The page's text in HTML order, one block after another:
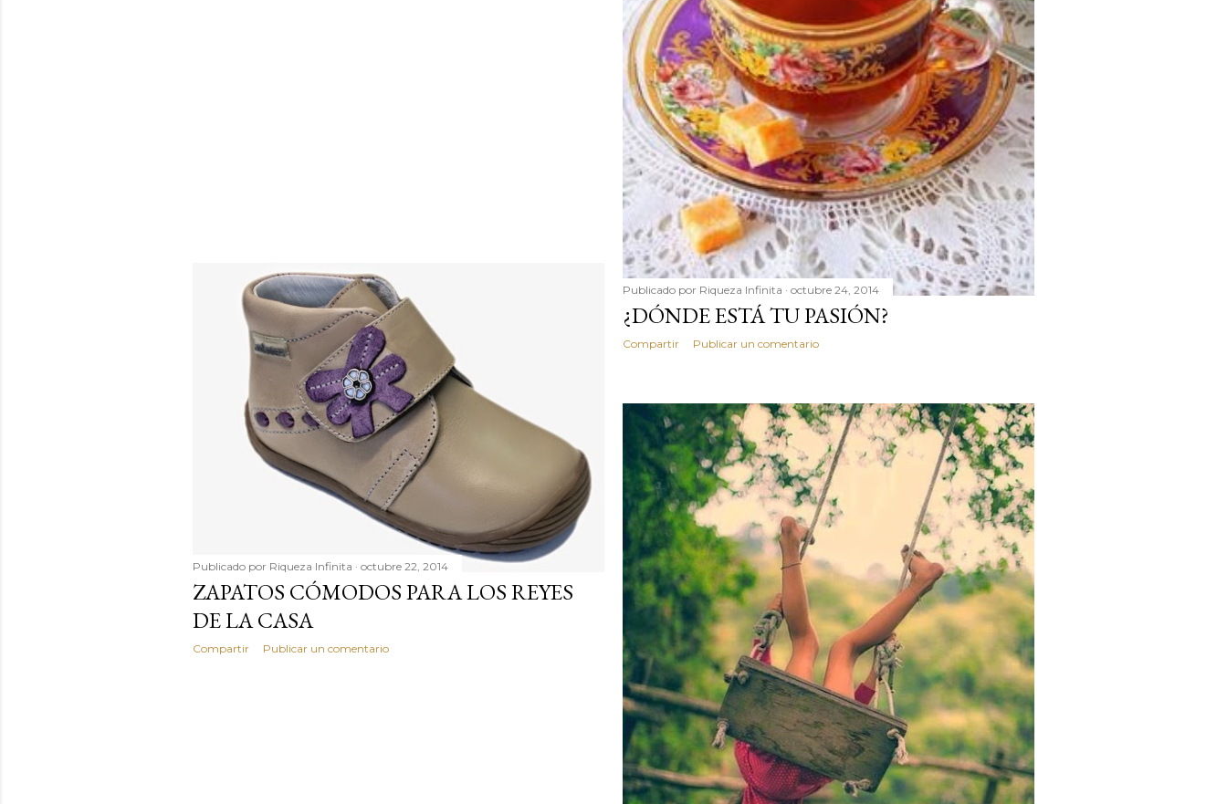
Publicado por Riqueza Infinita octubre 24, 2014
¿DÓNDE ESTÁ TU PASIÓN?
Compartir Publicar un comentario
Publicado por Riqueza Infinita octubre 22, 2014
ZAPATOS CÓMODOS PARA LOS REYES
DE LA CASA
Compartir Publicar un comentario